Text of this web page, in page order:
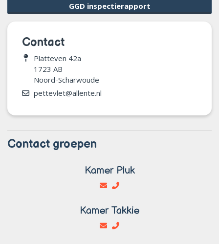
GGD inspectierapport
Contact
Platteven 42a
1723 AB
Noord-Scharwoude
pettevlet@allente.nl
Contact groepen
Kamer Pluk
Kamer Takkie